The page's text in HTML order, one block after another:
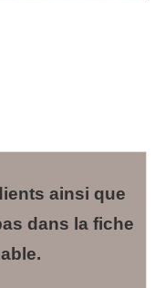
ainsi que
dans la fiche